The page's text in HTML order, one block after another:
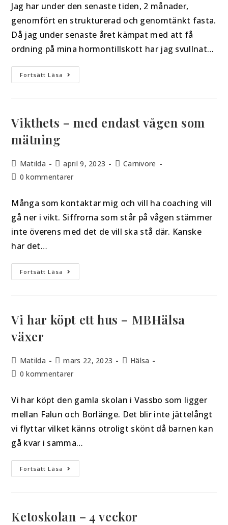
Jag har under den senaste tiden, 2 månader,
genomfört en strukturerad och genomtänkt fasta.
Då jag under senaste året kämpat med att få
ordning på mina hormontillskott har jag svullnat…
Fortsätt Läsa
Vikthets – med endast vågen som
mätning
Matilda april 9, 2023
Carnivore
0 kommentarer
Många som kontaktar mig och vill ha coaching vill
gå ner i vikt. Siffrorna som står på vågen stämmer
inte överens med det de vill ska stå där. Kanske
har det…
Fortsätt Läsa
Vi har köpt ett hus – MBHälsa
växer
Matilda mars 22, 2023
Hälsa
0 kommentarer
Vi har köpt den gamla skolan i Vassbo som ligger
mellan Falun och Borlänge. Det blir inte jättelångt
vi flyttar vilket känns otroligt skönt då barnen kan
gå kvar i samma…
Fortsätt Läsa
Ketoskolan – 4 veckor